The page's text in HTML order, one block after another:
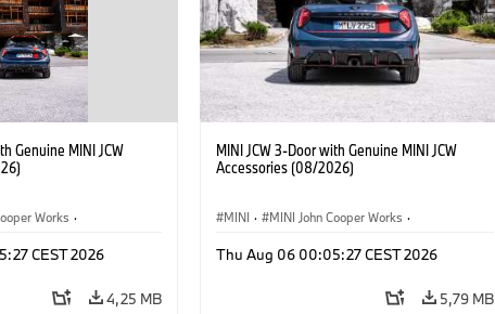
Genuine MINI JCW
Works ·
CEST 2026
4,25 MB
MINI JCW 3-Door with Genuine MINI JCW
Accessories (08/2026)
MINI · MINI John Cooper Works ·
Doplňky na přání, příslušenství
Thu Aug 06 00:05:27 CEST 2026
5,79 MB